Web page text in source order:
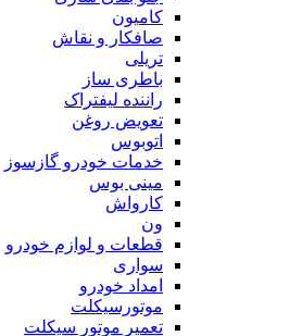
کامیون
صافکار و نقاش
تریلی
باطری ساز
راننده لیفتراک
تعویض روغن
اتوبوس
خدمات خودرو گازسوز
مینی بوس
کارواش
ون
قطعات و لوازم خودرو
سواری
امداد خودرو
موتورسیکلت
تعمیر موتور سیکلت